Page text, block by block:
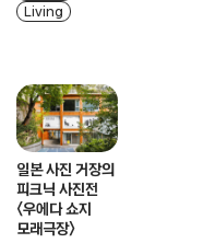
Living
일본 사진 거장의
피크닉 사진전
〈우에다 쇼지
모래극장〉